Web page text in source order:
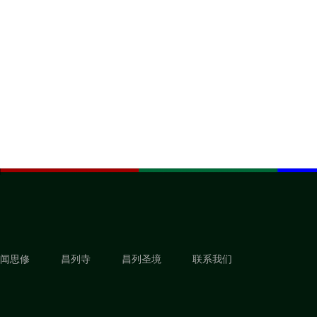
闻思修 昌列寺 昌列圣境 联系我们